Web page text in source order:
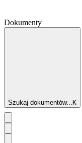
Dokumenty
Szukaj dokumentów...K